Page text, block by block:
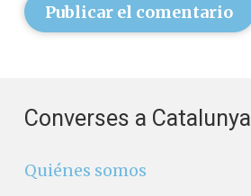
Publicar el comentario
Converses a Catalunya
Quiénes somos